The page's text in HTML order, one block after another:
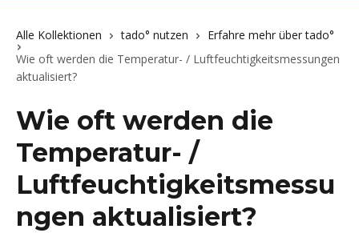
Alle Kollektionen tado° nutzen
Erfahre mehr über tado°
Wie oft werden die Temperatur- / Luftfeuchtigkeitsmessungen
aktualisiert?
Wie oft werden die
Temperatur- /
Luftfeuchtigkeitsmessu
ngen aktualisiert?